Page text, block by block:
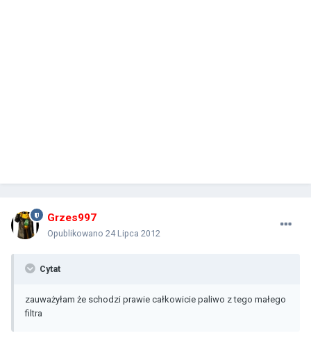
Grzes997
Opublikowano 24 Lipca 2012
Cytat
zauważyłam że schodzi prawie całkowicie paliwo z tego małego
filtra